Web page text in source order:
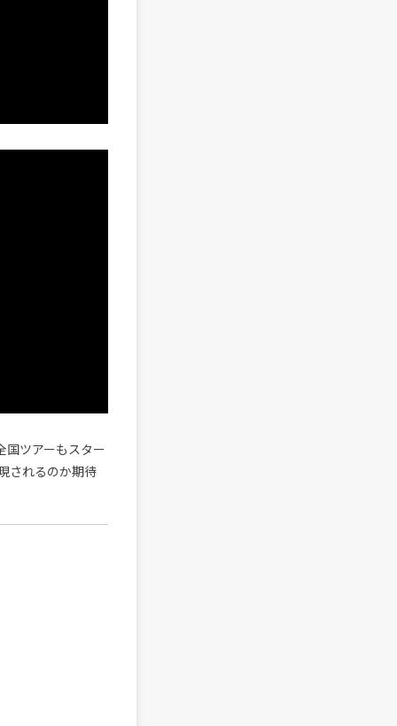
国ツアーもスター
されるのか期待